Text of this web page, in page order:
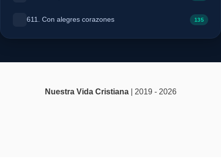
611. Con alegres corazones 135
Nuestra Vida Cristiana| 2019 - 2026